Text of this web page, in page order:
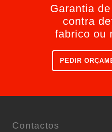
Garantia
contra
fabrico ou
PEDIR
Contactos